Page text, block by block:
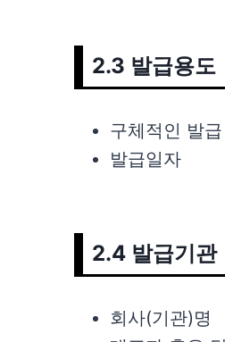
2.3 발급용도
구체적인 발
발급일자
2.4 발급기관
회사(기관)명